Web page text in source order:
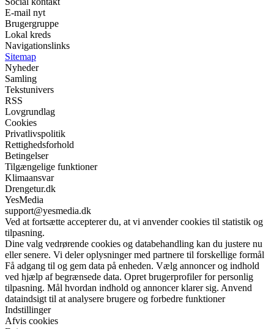
E-mail nyt
Brugergruppe
Lokal kreds
Navigationslinks
Sitemap
Nyheder
Samling
Tekstunivers
RSS
Lovgrundlag
Cookies
Privatlivspolitik
Rettighedsforhold
Betingelser
Tilgængelige funktioner
Klimaansvar
Drengetur.dk
YesMedia
support@yesmedia.dk
Ved at fortsætte accepterer du, at vi anvender cookies til statistik og
tilpasning.
Dine valg vedrørende cookies og databehandling kan du justere nu
eller senere. Vi deler oplysninger med partnere til forskellige formål
Få adgang til og gem data på enheden. Vælg annoncer og indhold
ved hjælp af begrænsede data. Opret brugerprofiler for personlig
tilpasning. Mål hvordan indhold og annoncer klarer sig. Anvend
dataindsigt til at analysere brugere og forbedre funktioner
Indstillinger
Afvis cookies